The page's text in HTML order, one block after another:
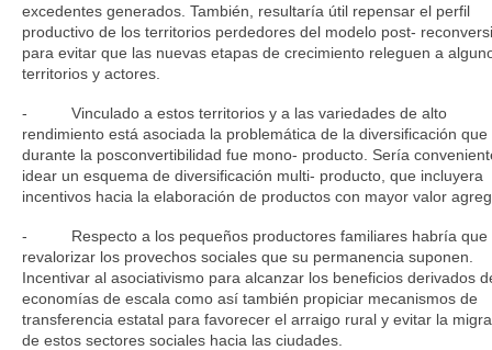
excedentes generados. También, resultaría útil repensar el perfil
productivo de los territorios perdedores del modelo post-
para evitar que las nuevas etapas de crecimiento releguen a
territorios y actores.
- Vinculado a estos territorios y a las variedades de alto
rendimiento está asociada la problemática de la diversificación que
durante la posconvertibilidad fue mono- producto. Sería
idear un esquema de diversificación multi- producto, que incluyera
incentivos hacia la elaboración de productos con mayor valor
- Respecto a los pequeños productores familiares habría que
revalorizar los provechos sociales que su permanencia suponen.
Incentivar al asociativismo para alcanzar los beneficios derivados
economías de escala como así también propiciar mecanismos de
transferencia estatal para favorecer el arraigo rural y evitar la
de estos sectores sociales hacia las ciudades.